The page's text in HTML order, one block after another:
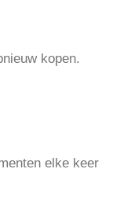
kopen.
elke keer